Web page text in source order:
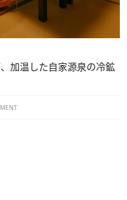
加温した自家源泉の冷鉱